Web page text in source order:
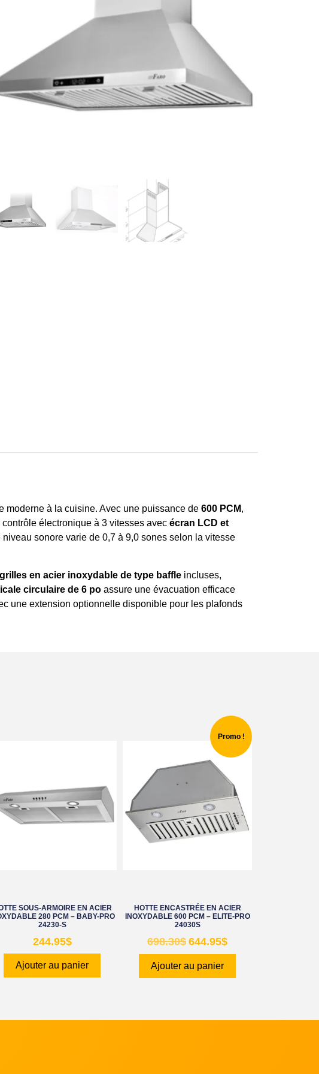
moderne à la cuisine. Avec une puissance de 600 PCM,
électronique à 3 vitesses avec écran LCD et
sonore varie de 0,7 à 9,0 sones selon la vitesse
grilles en acier inoxydable de type baffle incluses,
circulaire de 6 po assure une évacuation efficace
une extension optionnelle disponible pour les plafonds
SOUS-ARMOIRE EN ACIER
280 PCM – BABY-PRO
24230-S
244.95$
Ajouter au panier
Promo !
HOTTE ENCASTRÉE EN ACIER
INOXYDABLE 600 PCM – ELITE-PRO
24030S
698.30$ 644.95$
Ajouter au panier